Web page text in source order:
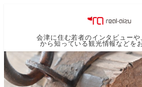
会津に住む若者のインタビュー
から知っている観光情報などを